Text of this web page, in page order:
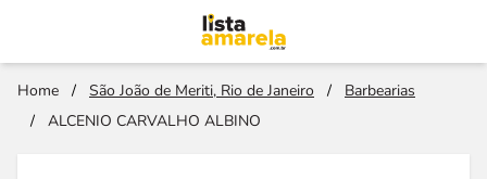
Home / São João de Meriti, Rio de Janeiro /
Barbearias
/
ALCENIO CARVALHO ALBINO